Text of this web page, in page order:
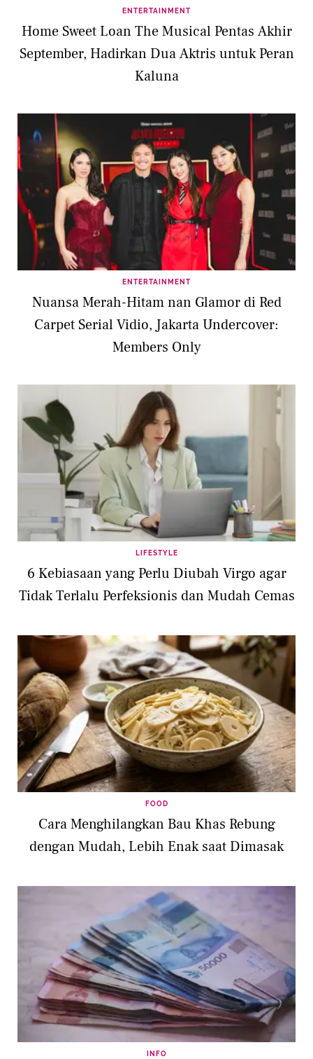
ENTERTAINMENT
Home Sweet Loan The Musical Pentas Akhir
September, Hadirkan Dua Aktris untuk Peran
Kaluna
ENTERTAINMENT
Nuansa Merah-Hitam nan Glamor di Red
Carpet Serial Vidio, Jakarta Undercover:
Members Only
LIFESTYLE
6 Kebiasaan yang Perlu Diubah Virgo agar
Tidak Terlalu Perfeksionis dan Mudah Cemas
FOOD
Cara Menghilangkan Bau Khas Rebung
dengan Mudah, Lebih Enak saat Dimasak
INFO